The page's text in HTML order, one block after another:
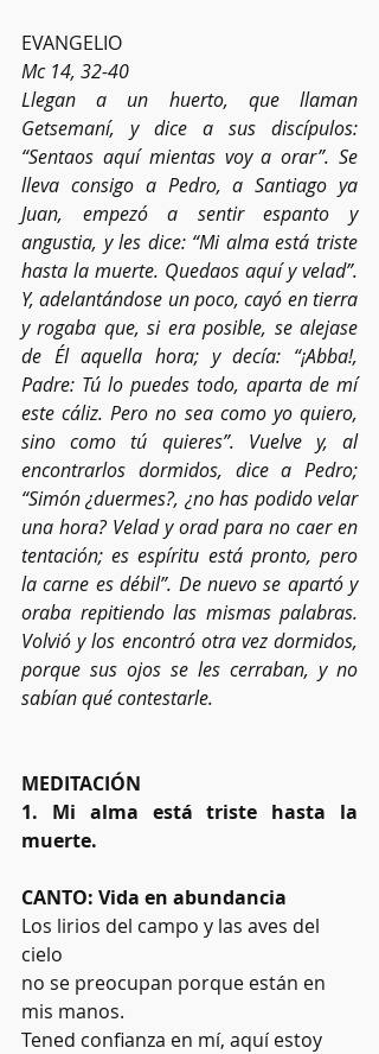
EVANGELIO
Mc 14, 32-40
Llegan a un huerto, que llaman
Getsemaní, y dice a sus discípulos:
“Sentaos aquí mientas voy a orar”. Se
lleva consigo a Pedro, a Santiago ya
Juan, empezó a sentir espanto y
angustia, y les dice: “Mi alma está triste
hasta la muerte. Quedaos aquí y velad”.
Y, adelantándose un poco, cayó en tierra
y rogaba que, si era posible, se alejase
de Él aquella hora; y decía: “¡Abba!,
Padre: Tú lo puedes todo, aparta de mí
este cáliz. Pero no sea como yo quiero,
sino como tú quieres”. Vuelve y, al
encontrarlos dormidos, dice a Pedro;
“Simón ¿duermes?, ¿no has podido velar
una hora? Velad y orad para no caer en
tentación; es espíritu está pronto, pero
la carne es débil”. De nuevo se apartó y
oraba repitiendo las mismas palabras.
Volvió y los encontró otra vez dormidos,
porque sus ojos se les cerraban, y no
sabían qué contestarle.
MEDITACIÓN
1. Mi alma está triste hasta la
muerte.
CANTO: Vida en abundancia
Los lirios del campo y las aves del
cielo
no se preocupan porque están en
mis manos.
Tened confianza en mí, aquí estoy